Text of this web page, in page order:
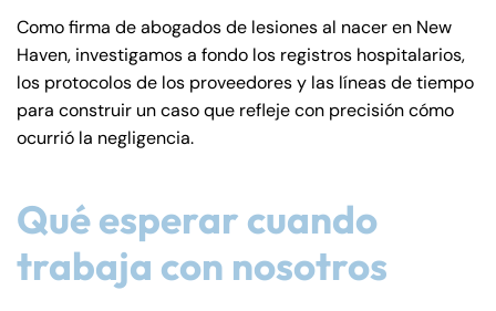
Como firma de abogados de lesiones al nacer en New
Haven, investigamos a fondo los registros hospitalarios,
los protocolos de los proveedores y las líneas de tiempo
para construir un caso que refleje con precisión cómo
ocurrió la negligencia.
Qué esperar cuando
trabaja con nosotros